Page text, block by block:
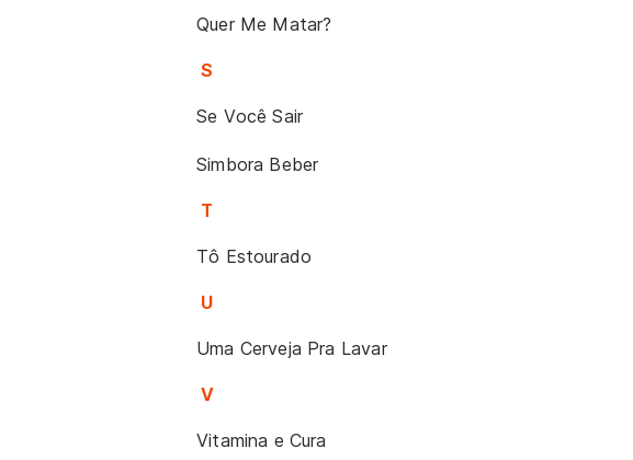
Quer Me Matar?
S
Se Você Sair
Simbora Beber
T
Tô Estourado
U
Uma Cerveja Pra Lavar
V
Vitamina e Cura